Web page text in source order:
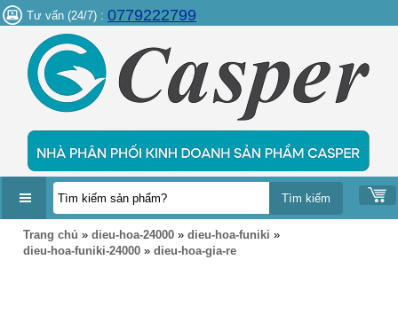
Tư vấn (24/7) : 0779222799
DANH
MỤC
Trang chủ » dieu-hoa-24000 » dieu-hoa-funiki »
dieu-hoa-funiki-24000 » dieu-hoa-gia-re